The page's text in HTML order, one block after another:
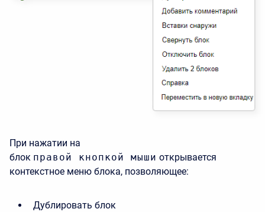
При нажатии на
блок правой кнопкой мыши открывается
контекстное меню блока, позволяющее:
Дублировать блок